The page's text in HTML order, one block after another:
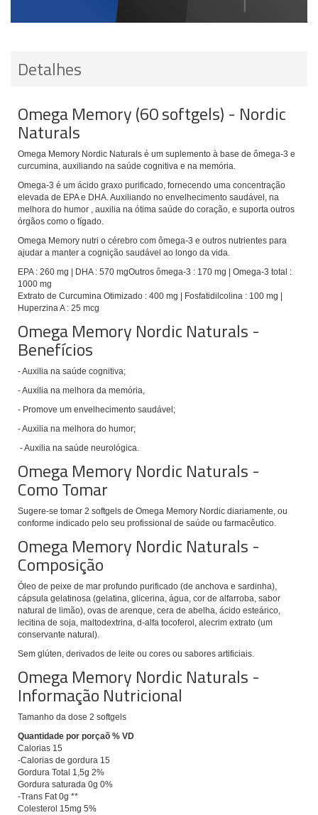
Detalhes
Omega Memory (60 softgels) - Nordic
Naturals
Omega Memory Nordic Naturals é um suplemento à base de ômega-3 e
curcumina, auxiliando na saúde cognitiva e na memória.
Omega-3 é um ácido graxo purificado, fornecendo uma concentração
elevada de EPA e DHA. Auxiliando no envelhecimento saudável, na
melhora do humor , auxilia na ótima saúde do coração, e suporta outros
órgãos como o fígado.
Omega Memory nutri o cérebro com ômega-3 e outros nutrientes para
ajudar a manter a cognição saudável ao longo da vida.
EPA : 260 mg | DHA : 570 mgOutros ômega-3 : 170 mg | Omega-3 total :
1000 mg
Extrato de Curcumina Otimizado : 400 mg | Fosfatidilcolina : 100 mg |
Huperzina A : 25 mcg
Omega Memory Nordic Naturals -
Benefícios
- Auxilia na saúde cognitiva;
- Auxilia na melhora da memória,
- Promove um envelhecimento saudável;
- Auxilia na melhora do humor;
- Auxilia na saúde neurológica.
Omega Memory Nordic Naturals -
Como Tomar
Sugere-se tomar 2 softgels de Omega Memory Nordic diariamente, ou
conforme indicado pelo seu profissional de saúde ou farmacêutico.
Omega Memory Nordic Naturals -
Composição
Óleo de peixe de mar profundo purificado (de anchova e sardinha),
cápsula gelatinosa (gelatina, glicerina, água, cor de alfarroba, sabor
natural de limão), ovas de arenque, cera de abelha, ácido esteárico,
lecitina de soja, maltodextrina, d-alfa tocoferol, alecrim extrato (um
conservante natural).
Sem glúten, derivados de leite ou cores ou sabores artificiais.
Omega Memory Nordic Naturals -
Informação Nutricional
Tamanho da dose 2 softgels
Quantidade por porçaõ % VD
Calorias 15
-Calorias de gordura 15
Gordura Total 1,5g 2%
Gordura saturada 0g 0%
-Trans Fat 0g **
Colesterol 15mg 5%